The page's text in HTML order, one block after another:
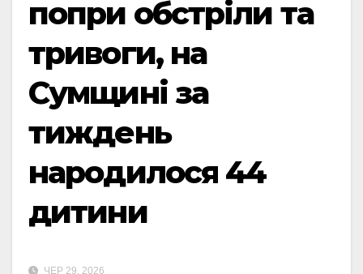
попри обстріли та
тривоги, на
Сумщині за
тиждень
народилося 44
дитини
ЧЕР 29, 2026